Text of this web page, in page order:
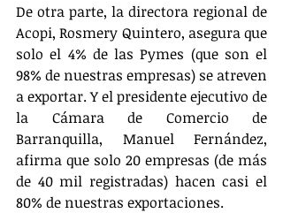
De otra parte, la directora regional de
Acopi, Rosmery Quintero, asegura que
solo el 4% de las Pymes (que son el
98% de nuestras empresas) se atreven
a exportar. Y el presidente ejecutivo de
la Cámara de Comercio de
Barranquilla, Manuel Fernández,
afirma que solo 20 empresas (de más
de 40 mil registradas) hacen casi el
80% de nuestras exportaciones.